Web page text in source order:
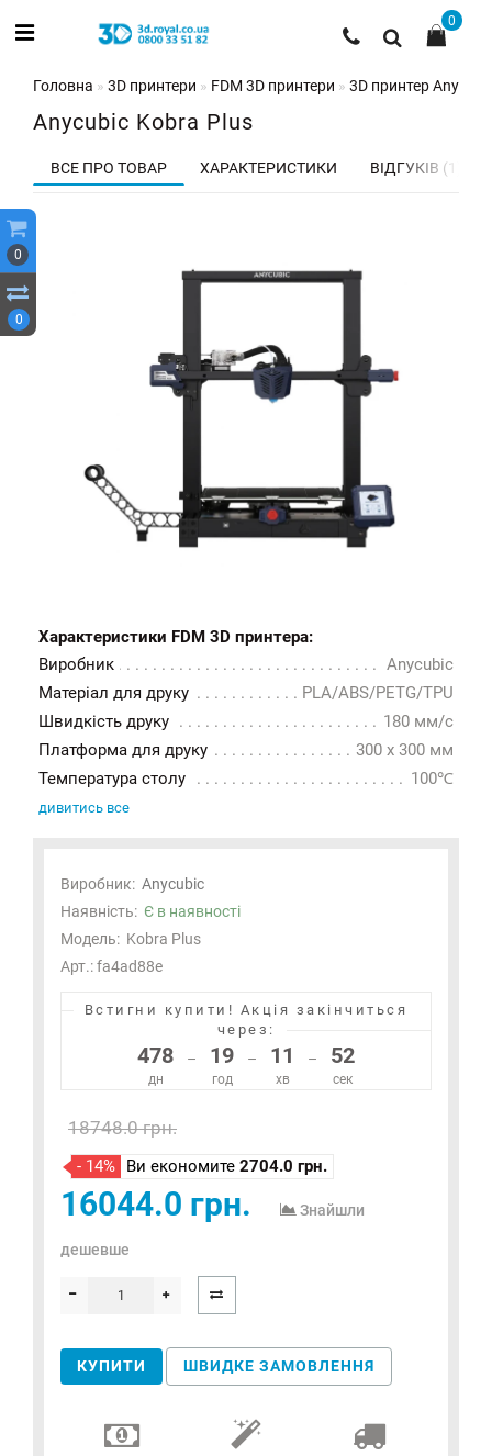
0
0
0
Головна 3D принтери FDM 3D принтери 3D принтер
Anycubic Kobra Plus
ВСЕ ПРО ТОВАР ХАРАКТЕРИСТИКИ ВІДГУКІВ (1)
Характеристики FDM 3D принтера:
Виробник
Anycubic
Матеріал для друку
PLA/ABS/PETG/TPU
Швидкість друку
180 мм/с
Платформа для друку
300 x 300 мм
Температура столу
100℃
дивитись все
Виробник: Anycubic
Наявність: Є в наявності
Модель: Kobra Plus
Арт.: fa4ad88e
Встигни купити! Акція закінчиться
через:
478
дн
– 19
год
– 11
хв
– 52
сек
18748.0 грн.
- 14% Ви економите 2704.0 грн.
16044.0 грн. Знайшли
дешевше
КУПИТИ ШВИДКЕ ЗАМОВЛЕННЯ